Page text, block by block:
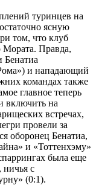
туринцев на
ясную
том, что клуб
Правда,
и нападающий
командах также
главное теперь
включить на
встречах,
провели за
оборонец Бенатиа,
и «Тоттенхэму»
была еще
ничья с
(0:1).